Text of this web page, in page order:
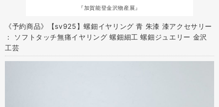
『加賀能登金沢物産展』
《予約商品》【sv925】螺鈿イヤリング 青 朱漆 漆アクセサリー
： ソフトタッチ無痛イヤリング 螺鈿細工 螺鈿ジュエリー 金沢
工芸